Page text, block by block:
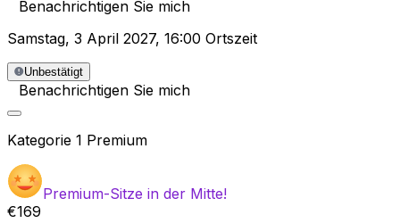
Benachrichtigen Sie mich
Samstag, 3 April 2027, 16:00 Ortszeit
Unbestätigt
Benachrichtigen Sie mich
Kategorie 1 Premium
Premium-Sitze in der Mitte!
€169